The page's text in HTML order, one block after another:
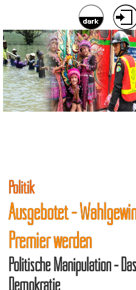
Politik
Ausgebotet -
Premier werden
Politische Manipulation -
Demokratie